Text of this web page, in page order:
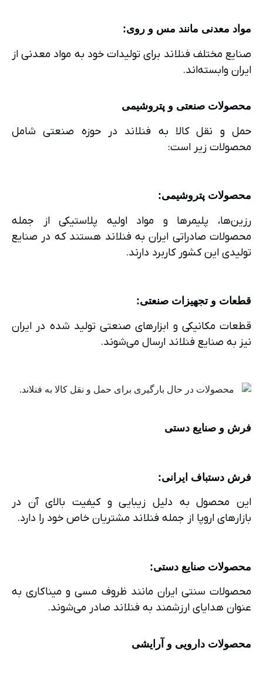
مواد معدنی مانند مس و روی:
صنایع مختلف فنلاند برای تولیدات خود به مواد معدنی از
ایران وابسته‌اند.
محصولات صنعتی و پتروشیمی
حمل و نقل کالا به فنلاند در حوزه صنعتی شامل
محصولات زیر است:
محصولات پتروشیمی:
رزین‌ها، پلیمرها و مواد اولیه پلاستیکی از جمله
محصولات صادراتی ایران به فنلاند هستند که در صنایع
تولیدی این کشور کاربرد دارند.
قطعات و تجهیزات صنعتی:
قطعات مکانیکی و ابزارهای صنعتی تولید شده در ایران
نیز به صنایع فنلاند ارسال می‌شوند.
فرش و صنایع دستی
فرش دستباف ایرانی:
این محصول به دلیل زیبایی و کیفیت بالای آن در
بازارهای اروپا از جمله فنلاند مشتریان خاص خود را دارد.
محصولات صنایع دستی:
محصولات سنتی ایران مانند ظروف مسی و میناکاری به
عنوان هدایای ارزشمند به فنلاند صادر می‌شوند.
محصولات دارویی و آرایشی